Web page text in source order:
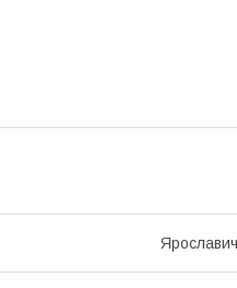
Ярославич